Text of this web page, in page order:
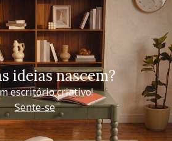
ideias nascem?
escritório criativo!
Sente-se